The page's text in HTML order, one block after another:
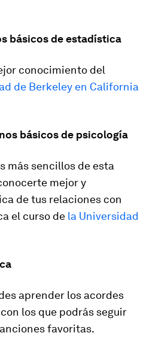
básicos de estadística
conocimiento del
de Berkeley en California
básicos de psicología
más sencillos de esta
mejor y
de tus relaciones con
el curso de la Universidad
aprender los acordes
los que podrás seguir
favoritas.